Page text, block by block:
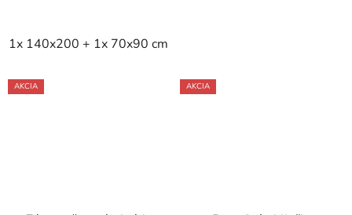
1x 140x200 + 1x 70x90 cm
AKCIA AKCIA